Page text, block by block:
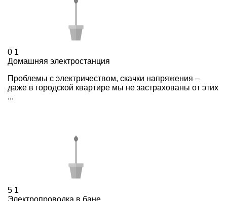
0 1
Домашняя электростанция
Проблемы с электричеством, скачки напряжения –
даже в городской квартире мы не застрахованы от этих
...
5 1
Электропроводка в бане